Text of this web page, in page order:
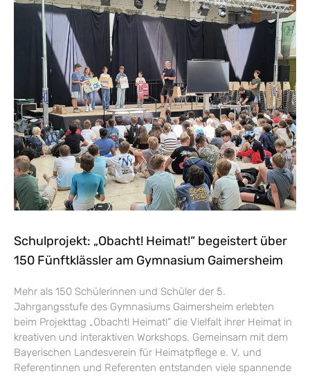
Schulprojekt: „Obacht! Heimat!“ begeistert über
150 Fünftklässler am Gymnasium Gaimersheim
Mehr als 150 Schülerinnen und Schüler der 5.
Jahrgangsstufe des Gymnasiums Gaimersheim erlebten
beim Projekttag „Obacht! Heimat!“ die Vielfalt ihrer Heimat in
kreativen und interaktiven Workshops. Gemeinsam mit dem
Bayerischen Landesverein für Heimatpflege e. V. und
Referentinnen und Referenten entstanden viele spannende